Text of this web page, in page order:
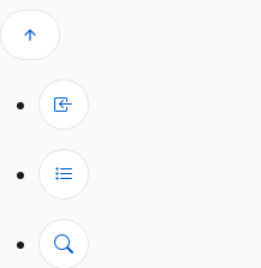
arrow_upward